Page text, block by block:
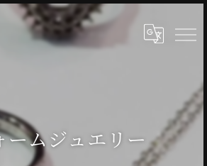
ームジュエリー